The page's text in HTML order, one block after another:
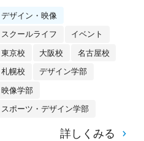
リエイター・yukino様特別
デザイン・映像
スクールライフ イベント
東京校 大阪校 名古屋校
札幌校 デザイン学部
映像学部
スポーツ・デザイン学部
詳しくみる